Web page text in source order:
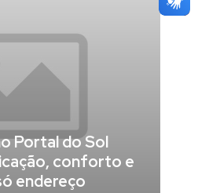
Portal do Sol
conforto e
endereço